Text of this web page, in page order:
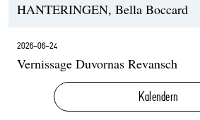
HANTERINGEN, Bella Boccard
2026-06-24
Vernissage Duvornas Revansch
Kalendern